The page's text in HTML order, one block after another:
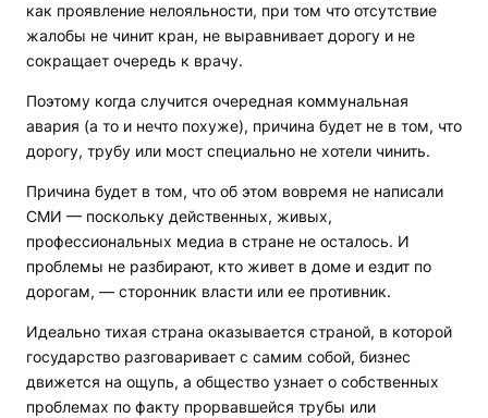
как проявление нелояльности, при том что отсутствие
жалобы не чинит кран, не выравнивает дорогу и не
сокращает очередь к врачу.
Поэтому когда случится очередная коммунальная
авария (а то и нечто похуже), причина будет не в том, что
дорогу, трубу или мост специально не хотели чинить.
Причина будет в том, что об этом вовремя не написали
СМИ — поскольку действенных, живых,
профессиональных медиа в стране не осталось. И
проблемы не разбирают, кто живет в доме и ездит по
дорогам, — сторонник власти или ее противник.
Идеально тихая страна оказывается страной, в которой
государство разговаривает с самим собой, бизнес
движется на ощупь, а общество узнает о собственных
проблемах по факту прорвавшейся трубы или